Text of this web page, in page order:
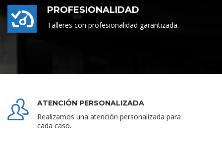
PROFESIONALIDAD
Talleres con profesionalidad garantizada.
ATENCIÓN PERSONALIZADA
Realizamos una atención personalizada para
cada caso.